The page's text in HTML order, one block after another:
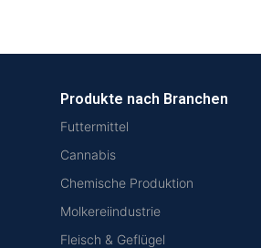
Produkte nach Branchen
Futtermittel
Cannabis
Chemische Produktion
Molkereiindustrie
Fleisch & Geflügel